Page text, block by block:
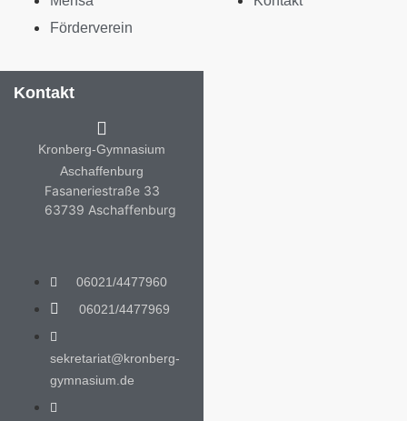
Förderverein
Kontakt
Kronberg-Gymnasium
Aschaffenburg
Fasaneriestraße 33
63739 Aschaffenburg
06021/4477960
06021/4477969
sekretariat@kronberg-
gymnasium.de